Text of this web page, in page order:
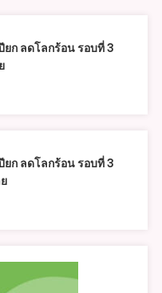
ยก ลดโลกร้อน รอบที่ 3
ยก ลดโลกร้อน รอบที่ 3